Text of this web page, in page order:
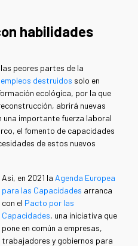
habilidades
peores partes de la
destruidos solo en
ecológica, por la que
abrirá nuevas
una importante fuerza laboral
el fomento de capacidades
de estos nuevos
Así, en 2021 la Agenda Europea
para las Capacidades arranca
con el Pacto por las
Capacidades, una iniciativa que
pone en común a empresas,
trabajadores y gobiernos para